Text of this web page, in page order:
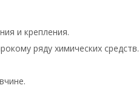
и крепления.
ряду химических средств.